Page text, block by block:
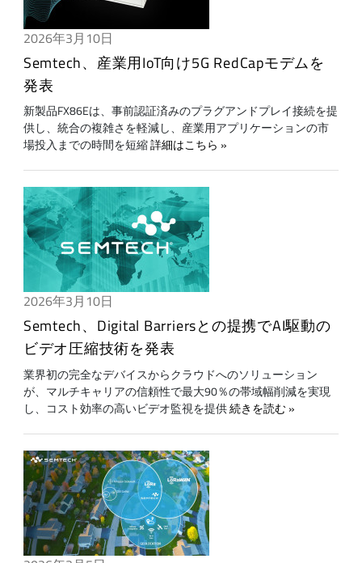
2026年3月10日
Semtech、産業用IoT向け5G RedCapモデムを
発表
新製品FX86Eは、事前認証済みのプラグアンドプレイ接続を提
供し、統合の複雑さを軽減し、産業用アプリケーションの市
場投入までの時間を短縮詳細はこちら
2026年3月10日
Semtech、Digital Barriersとの提携でAI駆動の
ビデオ圧縮技術を発表
業界初の完全なデバイスからクラウドへのソリューション
が、マルチキャリアの信頼性で最大90％の帯域幅削減を実現
し、コスト効率の高いビデオ監視を提供続きを読む